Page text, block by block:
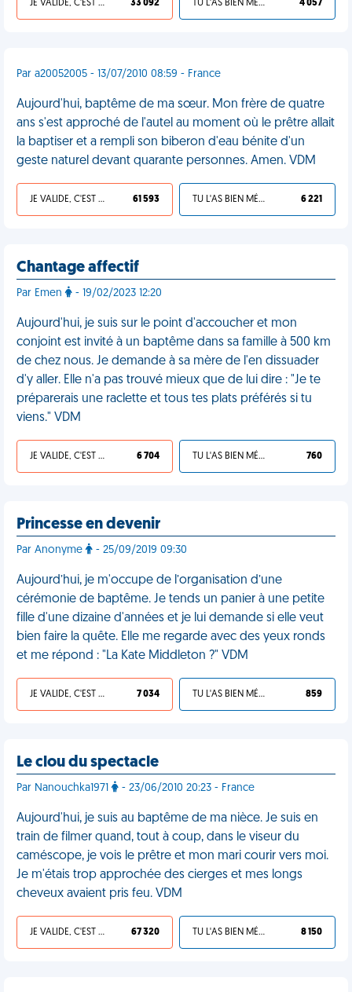
JE VALIDE, C'EST UNE VDM 33 092 TU L'AS BIEN MÉRITÉ 4 057
Par a20052005 - 13/07/2010 08:59 - France
Aujourd'hui, baptême de ma sœur. Mon frère de quatre
ans s'est approché de l'autel au moment où le prêtre allait
la baptiser et a rempli son biberon d'eau bénite d'un
geste naturel devant quarante personnes. Amen. VDM
JE VALIDE, C'EST UNE VDM 61 593 TU L'AS BIEN MÉRITÉ 6 221
Chantage affectif
Par Emen - 19/02/2023 12:20
Aujourd'hui, je suis sur le point d'accoucher et mon
conjoint est invité à un baptême dans sa famille à 500 km
de chez nous. Je demande à sa mère de l'en dissuader
d'y aller. Elle n'a pas trouvé mieux que de lui dire : "Je te
préparerais une raclette et tous tes plats préférés si tu
viens." VDM
JE VALIDE, C'EST UNE VDM 6 704 TU L'AS BIEN MÉRITÉ 760
Princesse en devenir
Par Anonyme - 25/09/2019 09:30
Aujourd’hui, je m'occupe de l’organisation d’une
cérémonie de baptême. Je tends un panier à une petite
fille d'une dizaine d'années et je lui demande si elle veut
bien faire la quête. Elle me regarde avec des yeux ronds
et me répond : "La Kate Middleton ?" VDM
JE VALIDE, C'EST UNE VDM 7 034 TU L'AS BIEN MÉRITÉ 859
Le clou du spectacle
Par Nanouchka1971 - 23/06/2010 20:23 - France
Aujourd'hui, je suis au baptême de ma nièce. Je suis en
train de filmer quand, tout à coup, dans le viseur du
caméscope, je vois le prêtre et mon mari courir vers moi.
Je m'étais trop approchée des cierges et mes longs
cheveux avaient pris feu. VDM
JE VALIDE, C'EST UNE VDM 67 320 TU L'AS BIEN MÉRITÉ 8 150